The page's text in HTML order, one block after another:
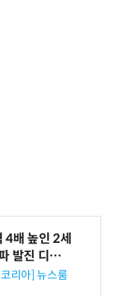
4배 높인 2세
발진 디바이
리아] 뉴스룸